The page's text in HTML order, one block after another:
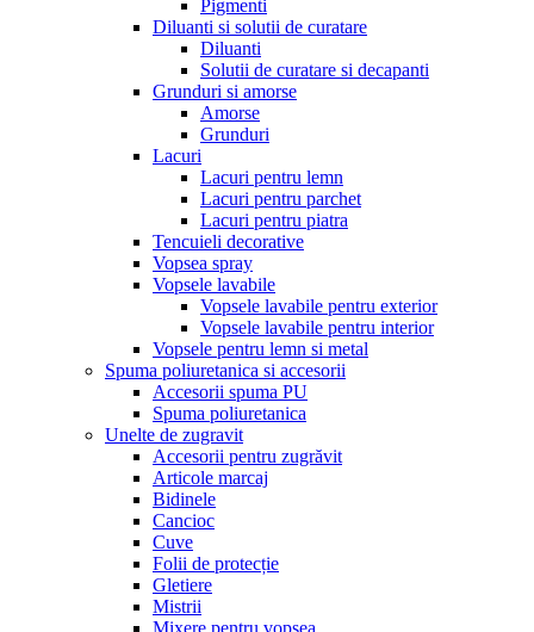
Pigmenti
Diluanti si solutii de curatare
Diluanti
Solutii de curatare si decapanti
Grunduri si amorse
Amorse
Grunduri
Lacuri
Lacuri pentru lemn
Lacuri pentru parchet
Lacuri pentru piatra
Tencuieli decorative
Vopsea spray
Vopsele lavabile
Vopsele lavabile pentru exterior
Vopsele lavabile pentru interior
Vopsele pentru lemn si metal
Spuma poliuretanica si accesorii
Accesorii spuma PU
Spuma poliuretanica
Unelte de zugravit
Accesorii pentru zugrăvit
Articole marcaj
Bidinele
Cancioc
Cuve
Folii de protecție
Gletiere
Mistrii
Mixere pentru vopsea